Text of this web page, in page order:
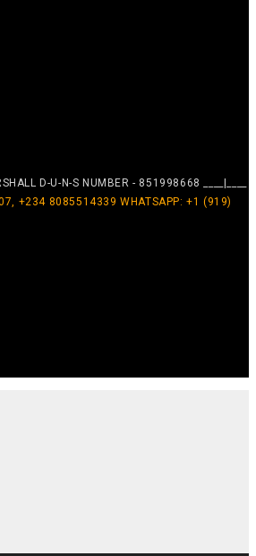
D-U-N-S NUMBER - 851998668 ____|____
+234 8085514339 WHATSAPP: +1 (919)